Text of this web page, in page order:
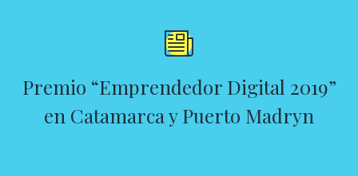
Premio “Emprendedor Digital 2019”
en Catamarca y Puerto Madryn